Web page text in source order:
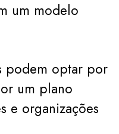
um modelo
podem optar por
um plano
e organizações